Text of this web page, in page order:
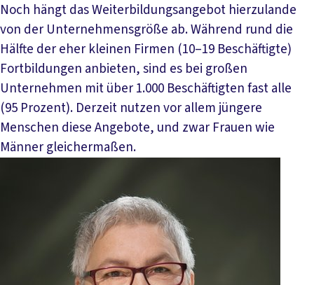
Noch hängt das Weiterbildungsangebot hierzulande
von der Unternehmensgröße ab. Während rund die
Hälfte der eher kleinen Firmen (10–19 Beschäftigte)
Fortbildungen anbieten, sind es bei großen
Unternehmen mit über 1.000 Beschäftigten fast alle
(95 Prozent). Derzeit nutzen vor allem jüngere
Menschen diese Angebote, und zwar Frauen wie
Männer gleichermaßen.